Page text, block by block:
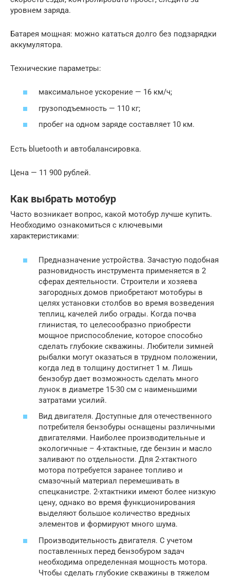
уровнем заряда.
Батарея мощная: можно кататься долго без подзарядки
аккумулятора.
Технические параметры:
максимальное ускорение — 16 км/ч;
грузоподъемность — 110 кг;
пробег на одном заряде составляет 10 км.
Есть bluetooth и автобалансировка.
Цена — 11 900 рублей.
Как выбрать мотобур
Часто возникает вопрос, какой мотобур лучше купить.
Необходимо ознакомиться с ключевыми
характеристиками:
Предназначение устройства. Зачастую подобная
разновидность инструмента применяется в 2
сферах деятельности. Строители и хозяева
загородных домов приобретают мотобуры в
целях установки столбов во время возведения
теплиц, качелей либо ограды. Когда почва
глинистая, то целесообразно приобрести
мощное приспособление, которое способно
сделать глубокие скважины. Любители зимней
рыбалки могут оказаться в трудном положении,
когда лед в толщину достигнет 1 м. Лишь
бензобур дает возможность сделать много
лунок в диаметре 15-30 см с наименьшими
затратами усилий.
Вид двигателя. Доступные для отечественного
потребителя бензобуры оснащены различными
двигателями. Наиболее производительные и
экологичные – 4-хтактные, где бензин и масло
заливают по отдельности. Для 2-хтактного
мотора потребуется заранее топливо и
смазочный материал перемешивать в
спецканистре. 2-хтактники имеют более низкую
цену, однако во время функционирования
выделяют большое количество вредных
элементов и формируют много шума.
Производительность двигателя. С учетом
поставленных перед бензобуром задач
необходима определенная мощность мотора.
Чтобы сделать глубокие скважины в тяжелом